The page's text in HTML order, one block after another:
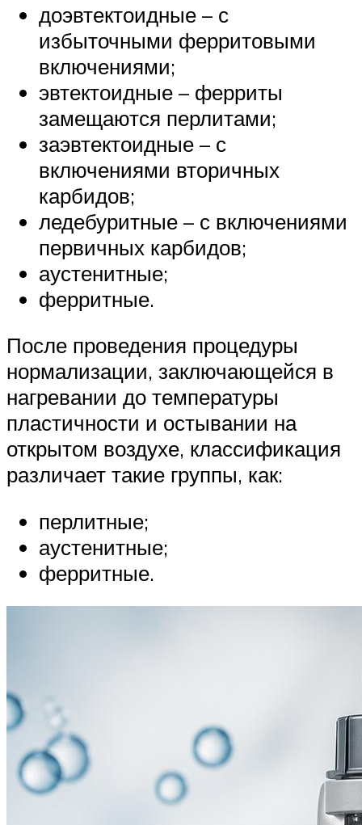
доэвтектоидные – с
избыточными ферритовыми
включениями;
эвтектоидные – ферриты
замещаются перлитами;
заэвтектоидные – с
включениями вторичных
карбидов;
ледебуритные – с включениями
первичных карбидов;
аустенитные;
ферритные.
После проведения процедуры
нормализации, заключающейся в
нагревании до температуры
пластичности и остывании на
открытом воздухе, классификация
различает такие группы, как:
перлитные;
аустенитные;
ферритные.